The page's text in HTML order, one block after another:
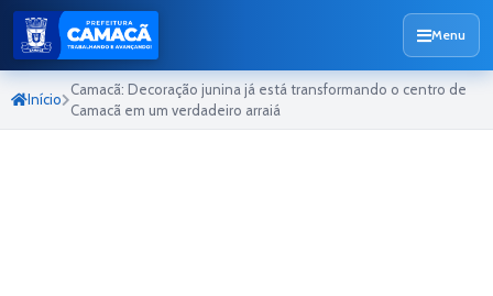
Menu
Início
Camacã: Decoração junina já está transformando o centro de
Camacã em um verdadeiro arraiá